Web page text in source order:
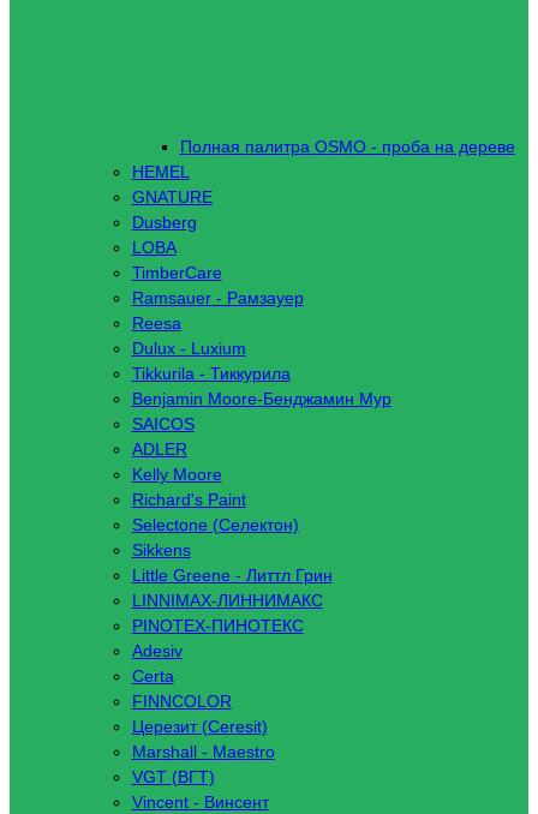
Полная палитра OSMO - проба на дереве
HEMEL
GNATURE
Dusberg
LOBA
TimberCare
Ramsauer - Рамзауер
Reesa
Dulux - Luxium
Tikkurila - Тиккурила
Benjamin Moore-Бенджамин Мур
SAICOS
ADLER
Kelly Moore
Richard's Paint
Selectone (Селектон)
Sikkens
Little Greene - Литтл Грин
LINNIMAX-ЛИННИМАКС
PINOTEX-ПИНОТЕКС
Adesiv
Certa
FINNCOLOR
Церезит (Ceresit)
Marshall - Maestro
VGT (ВГТ)
Vincent - Винсент